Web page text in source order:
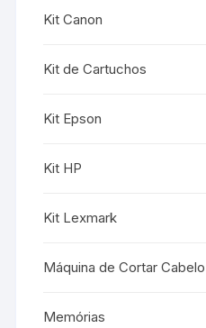
Kit Canon
Kit de Cartuchos
Kit Epson
Kit HP
Kit Lexmark
Máquina de Cortar Cabelo
Memórias